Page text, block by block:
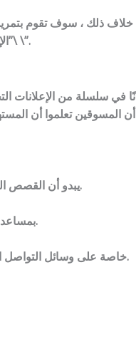
خلاف ذلك ، سوف تقوم
\”الإبداع بدون استراتيجية يسمى الفن ؛ الإبداع مع الإستراتيجية يسمى الإعلان \”.
في سلسلة من
يبدو أن القصص الواضحة والبسيطة والمبهجة تسجل بشكل أفضل لدى المستهلكين.
بمساعدة إما رسالة استفزازية أو أغنية جذابة أو أحد المشاهير المشهورين.
خاصة على وسائل التواصل الاجتماعي ، ويمكن أن تكون نعمة كبيرة لصاحب الأعمال الصغيرة.